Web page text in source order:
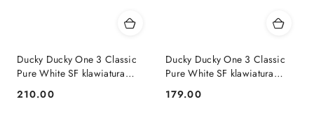
Ducky Ducky One 3 Classic
Pure White SF klawiatura
Cena:
210.00
Ducky Ducky One 3 Classic
Pure White SF klawiatura
Cena:
179.00